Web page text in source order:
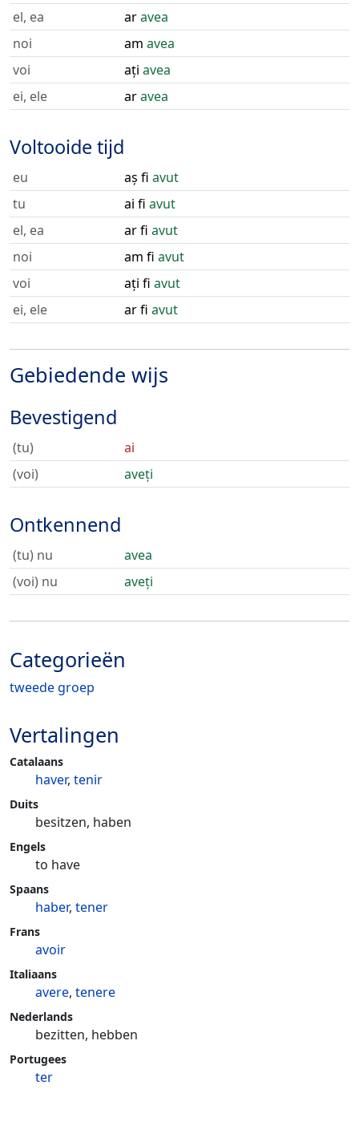
el, ea
aravea
noi
am avea
voi
ați avea
ei, ele
aravea
Voltooide tijd
eu aș fi avut
tu
ai fi avut
el, ea
ar fi avut
noi
am fi avut
voi
ați fi avut
ei, ele
ar fi avut
Gebiedende wijs
Bevestigend
(tu)
ai
(voi)
aveți
Ontkennend
(tu) nu
avea
(voi) nu
aveți
Categorieën
tweede groep
Vertalingen
Catalaans
haver, tenir
Duits
besitzen, haben
Engels
to have
Spaans
haber, tener
Frans
avoir
Italiaans
avere, tenere
Nederlands
bezitten, hebben
Portugees
ter